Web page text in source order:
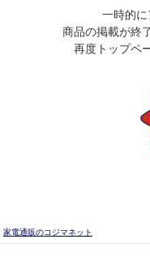
一時的に
商品の掲載が終
再度トップペ
家電通販のコジマネット